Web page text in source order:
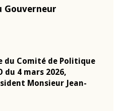
Comité de Politique
du 4 mars 2026,
Monsieur Jean-